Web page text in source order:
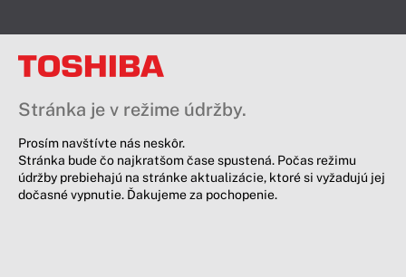
Stránka je v režime údržby.
Prosím navštívte nás neskôr.
Stránka bude čo najkratšom čase spustená. Počas režimu
údržby prebiehajú na stránke aktualizácie, ktoré si vyžadujú jej
dočasné vypnutie. Ďakujeme za pochopenie.